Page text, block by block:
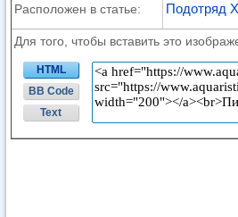
Расположен в статье: Подотряд
Для того, чтобы вставить это
HTML
BB Code
Text